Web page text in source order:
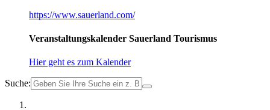
https://www.sauerland.com/
Veranstaltungskalender Sauerland Tourismus
Hier geht es zum Kalender
Suche: